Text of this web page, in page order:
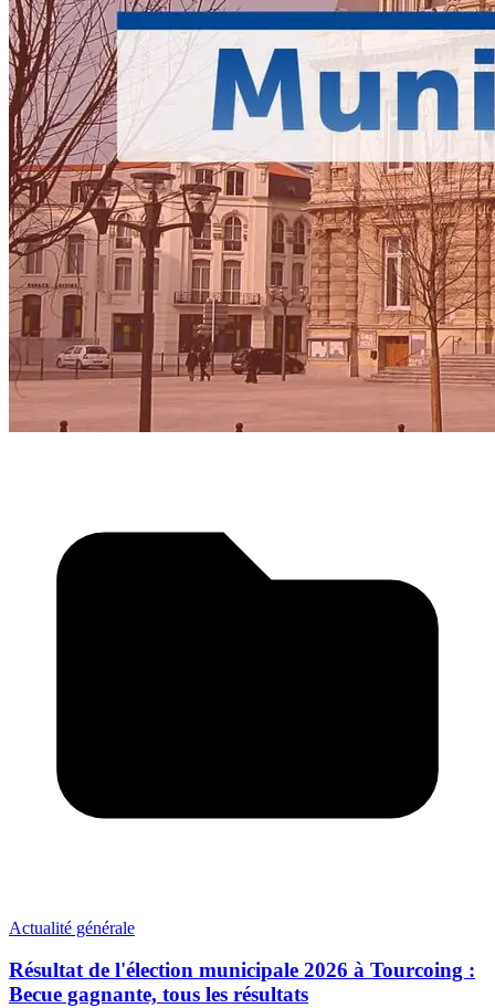
Actualité générale
Résultat de l'élection municipale 2026 à Tourcoing :
Becue gagnante, tous les résultats